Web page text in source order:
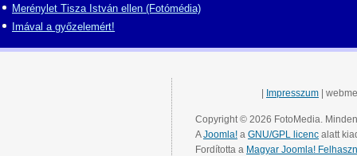
Merénylet Tisza István ellen (Fotómédia)
Imával a győzelemért!
Impresszum |
Copyright © 2026 FotoMedia.
AJoomla! a GNU/GPL licenc alatt
Fordította a Magyar Joomla!